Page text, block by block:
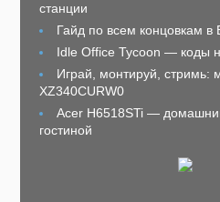
станции
Гайд по всем концовкам в
Idle Office Tycoon — коды
Играй, монтируй, стримь:
XZ340CURW0
Acer H6518STi —
гостиной